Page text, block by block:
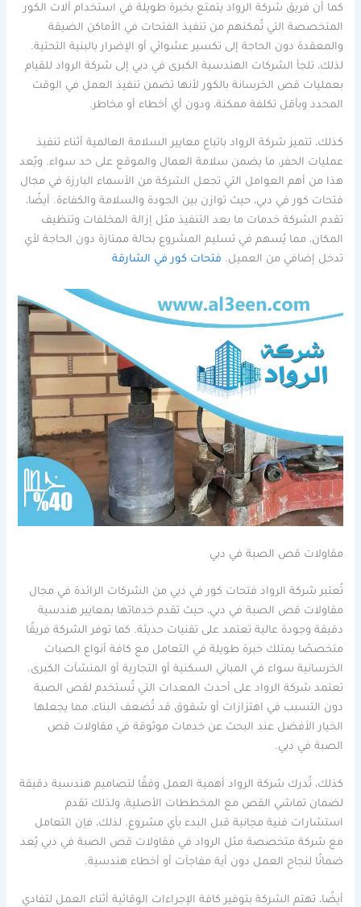
كما أن فريق شركة الرواد يتمتع بخبرة طويلة في استخدام آلات الكور
المتخصصة التي تُمكنهم من تنفيذ الفتحات في الأماكن الضيقة
والمعقدة دون الحاجة إلى تكسير عشوائي أو الإضرار بالبنية التحتية.
لذلك، تلجأ الشركات الهندسية الكبرى في دبي إلى شركة الرواد للقيام
بعمليات قص الخرسانة بالكور لأنها تضمن تنفيذ العمل في الوقت
المحدد وبأقل تكلفة ممكنة، ودون أي أخطاء أو مخاطر.
كذلك، تتميز شركة الرواد باتباع معايير السلامة العالمية أثناء تنفيذ
عمليات الحفر، ما يضمن سلامة العمال والموقع على حد سواء. ويُعد
هذا من أهم العوامل التي تجعل الشركة من الأسماء البارزة في مجال
فتحات كور في دبي، حيث توازن بين الجودة والسلامة والكفاءة. أيضًا،
تقدم الشركة خدمات ما بعد التنفيذ مثل إزالة المخلفات وتنظيف
المكان، مما يُسهم في تسليم المشروع بحالة ممتازة دون الحاجة لأي
تدخل إضافي من العميل. فتحات كور في الشارقة
مقاولات قص الصبة في دبي
تُعتبر شركة الرواد فتحات كور في دبي من الشركات الرائدة في مجال
مقاولات قص الصبة في دبي، حيث تقدم خدماتها بمعايير هندسية
دقيقة وجودة عالية تعتمد على تقنيات حديثة. كما توفر الشركة فريقًا
متخصصًا يمتلك خبرة طويلة في التعامل مع كافة أنواع الصبات
الخرسانية سواء في المباني السكنية أو التجارية أو المنشآت الكبرى.
تعتمد شركة الرواد على أحدث المعدات التي تُستخدم لقص الصبة
دون التسبب في اهتزازات أو شقوق قد تُضعف البناء، مما يجعلها
الخيار الأفضل عند البحث عن خدمات موثوقة في مقاولات قص
الصبة في دبي.
كذلك، تُدرك شركة الرواد أهمية العمل وفقًا لتصاميم هندسية دقيقة
لضمان تماشي القص مع المخططات الأصلية، ولذلك تقدم
استشارات فنية مجانية قبل البدء بأي مشروع. لذلك، فإن التعامل
مع شركة متخصصة مثل الرواد في مقاولات قص الصبة في دبي يُعد
ضمانًا لنجاح العمل دون أية مفاجآت أو أخطاء هندسية.
أيضًا، تهتم الشركة بتوفير كافة الإجراءات الوقائية أثناء العمل لتفادي